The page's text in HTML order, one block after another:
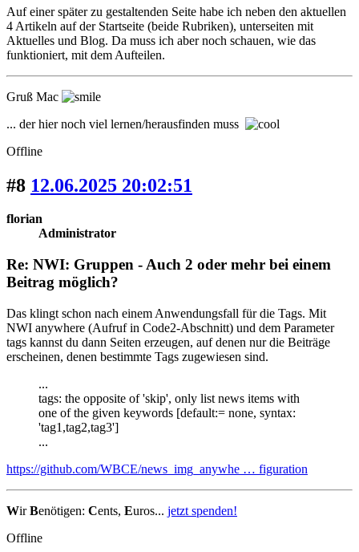
Auf einer später zu gestaltenden Seite habe ich neben den aktuellen
4 Artikeln auf der Startseite (beide Rubriken), unterseiten mit
Aktuelles und Blog. Da muss ich aber noch schauen, wie das
funktioniert, mit dem Aufteilen.
Gruß Mac
... der hier noch viel lernen/herausfinden muss
Offline
#8 12.06.2025 20:02:51
florian
Administrator
Re: NWI: Gruppen - Auch 2 oder mehr bei einem
Beitrag möglich?
Das klingt schon nach einem Anwendungsfall für die Tags. Mit
NWI anywhere (Aufruf in Code2-Abschnitt) und dem Parameter
tags kannst du dann Seiten erzeugen, auf denen nur die Beiträge
erscheinen, denen bestimmte Tags zugewiesen sind.
...
tags: the opposite of 'skip', only list news items with
one of the given keywords [default:= none, syntax:
'tag1,tag2,tag3']
...
https://github.com/WBCE/news_img_anywhe … figuration
WirBenötigen: Cents, Euros... jetzt spenden!
Offline